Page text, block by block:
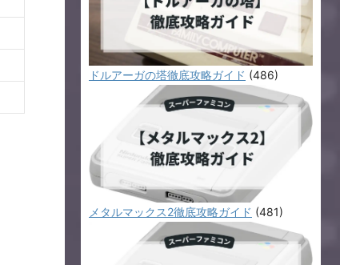
ドルアーガの塔徹底攻略ガイド (486)
メタルマックス2徹底攻略ガイド (481)